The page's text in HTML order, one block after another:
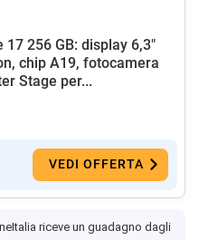
17 256 GB: display 6,3"
chip A19, fotocamera
Stage per...
VEDI OFFERTA
riceve un guadagno dagli